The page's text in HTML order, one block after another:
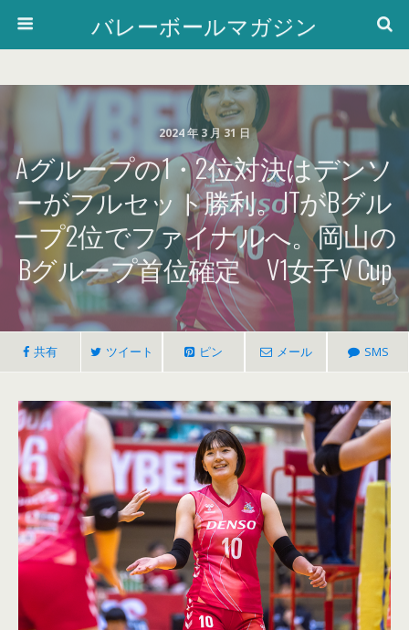
バレーボールマガジン
2024 年 3 月 31 日
Aグループの1・2位対決はデンソ
ーがフルセット勝利。JTがBグル
ープ2位でファイナルへ。岡山の
Bグループ首位確定 V1女子V Cup
共有 ツイート ピン メール SMS